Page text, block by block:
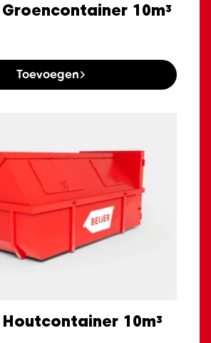
10m³
Toevoegen
10m³